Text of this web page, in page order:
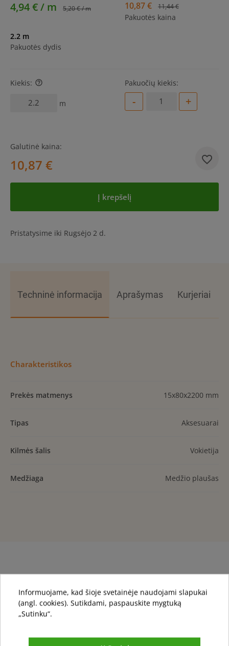
4,94 € / m 5,20 € / m 10,87 € 11,44 €
Pakuotės kaina
2.2 m
Pakuotės dydis
Kiekis: help_outline
m
Pakuočių kiekis:
- +
Galutinė kaina:
10,87 €
Į krepšelį
Pristatysime iki Rugsėjo 2 d.
Techninė informacija Aprašymas Kurjeriai
Charakteristikos
Prekės matmenys 15x80x2200 mm
Tipas Aksesuarai
Kilmės šalis Vokietija
Medžiaga Medžio plaušas
Informuojame, kad šioje svetainėje naudojami slapukai
(angl. cookies). Sutikdami, paspauskite mygtuką
„Sutinku“.